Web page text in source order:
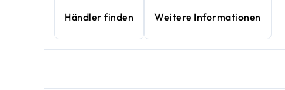
Händler finden Weitere Informationen